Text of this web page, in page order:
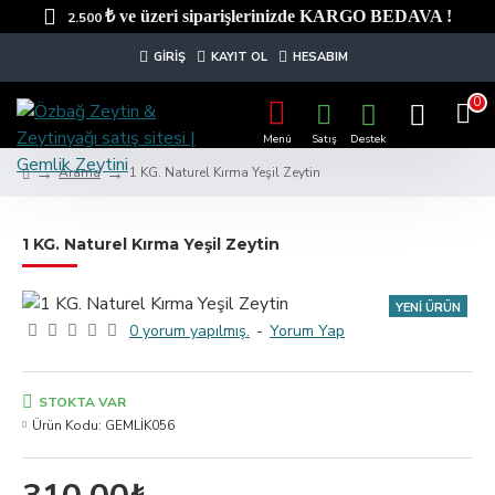
2.500₺ ve üzeri siparişlerinizde KARGO BEDAVA !
GIRIŞ KAYIT OL HESABIM
0
Arama 1 KG. Naturel Kırma Yeşil Zeytin
1 KG. Naturel Kırma Yeşil Zeytin
YENİ ÜRÜN
0 yorum yapılmış. - Yorum Yap
STOKTA VAR
Ürün Kodu: GEMLİK056